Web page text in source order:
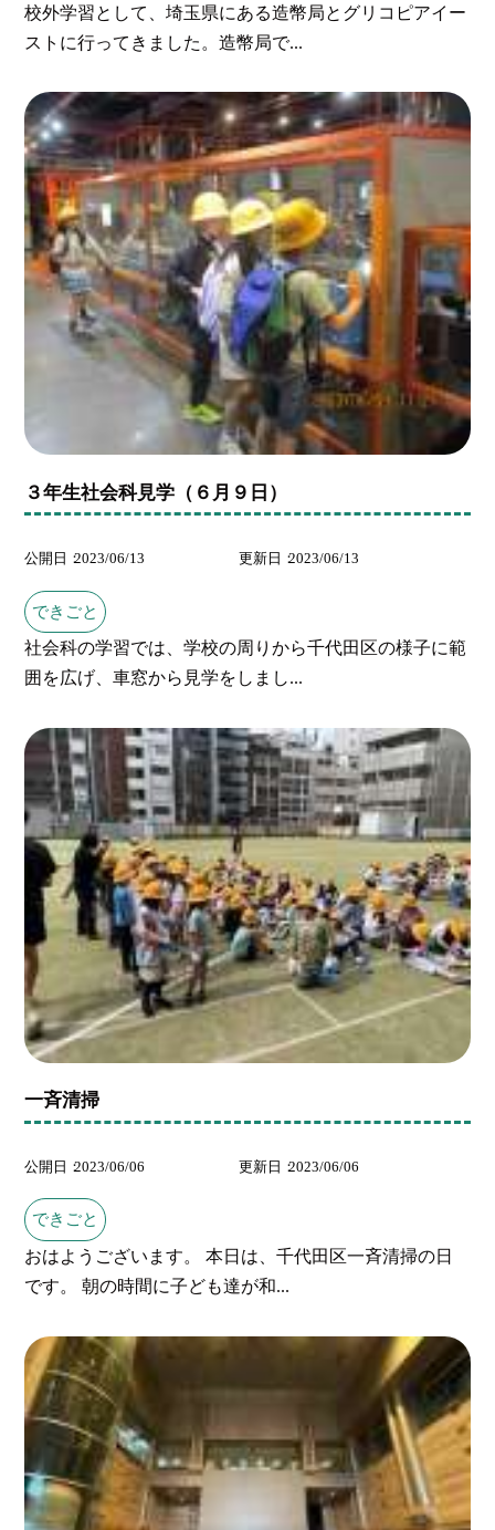
校外学習として、埼玉県にある造幣局とグリコピアイー
ストに行ってきました。造幣局で...
３年生社会科見学（６月９日）
公開日 2023/06/13 更新日 2023/06/13
できごと
社会科の学習では、学校の周りから千代田区の様子に範
囲を広げ、車窓から見学をしまし...
一斉清掃
公開日 2023/06/06 更新日 2023/06/06
できごと
おはようございます。 本日は、千代田区一斉清掃の日
です。 朝の時間に子ども達が和...